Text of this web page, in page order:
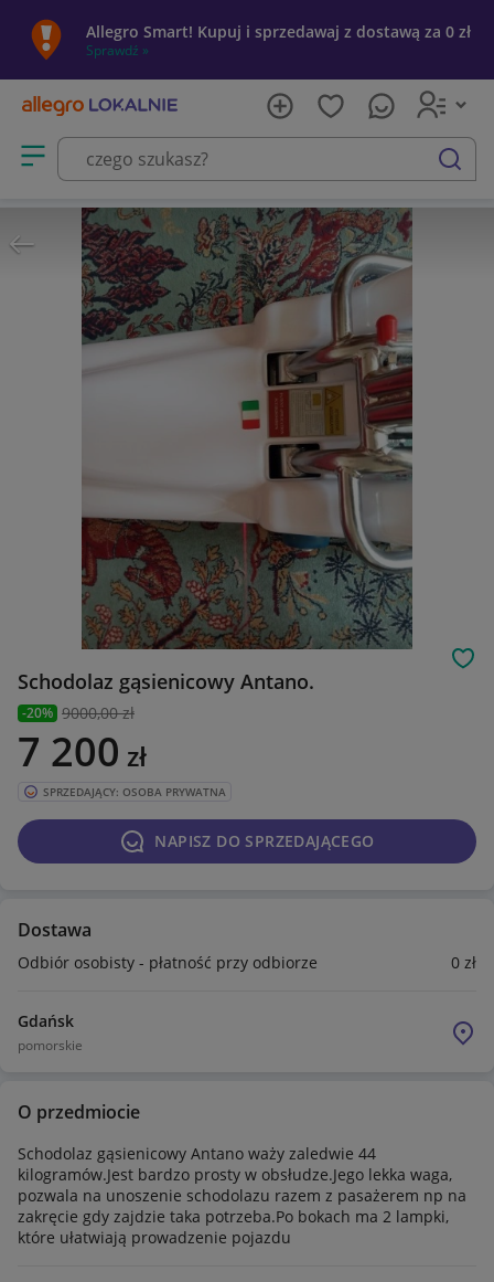
Allegro Smart! Kupuj i sprzedawaj z dostawą za 0 zł
Sprawdź »
Otwórz menu z kategoriami
szukaj
Schodolaz gąsienicowy Antano.
-20% 9000,00 zł
7 200 zł
SPRZEDAJĄCY: OSOBA PRYWATNA
NAPISZ DO SPRZEDAJĄCEGO
Dostawa
Odbiór osobisty - płatność przy odbiorze 0 zł
Gdańsk
pomorskie
O przedmiocie
Schodolaz gąsienicowy Antano waży zaledwie 44
kilogramów.Jest bardzo prosty w obsłudze.Jego lekka waga,
pozwala na unoszenie schodolazu razem z pasażerem np na
zakręcie gdy zajdzie taka potrzeba.Po bokach ma 2 lampki,
które ułatwiają prowadzenie pojazdu